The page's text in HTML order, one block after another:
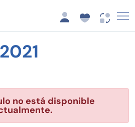
no está disponible